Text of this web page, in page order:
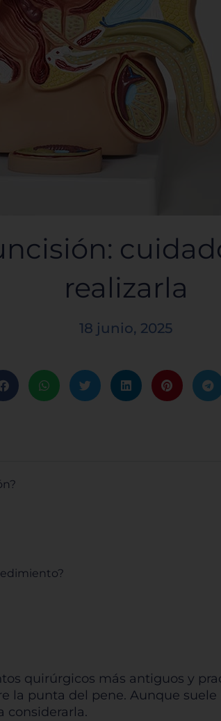
realizarla
18 junio, 2025
quirúrgicos más antiguos y
la punta del pene. Aunque
considerarla.